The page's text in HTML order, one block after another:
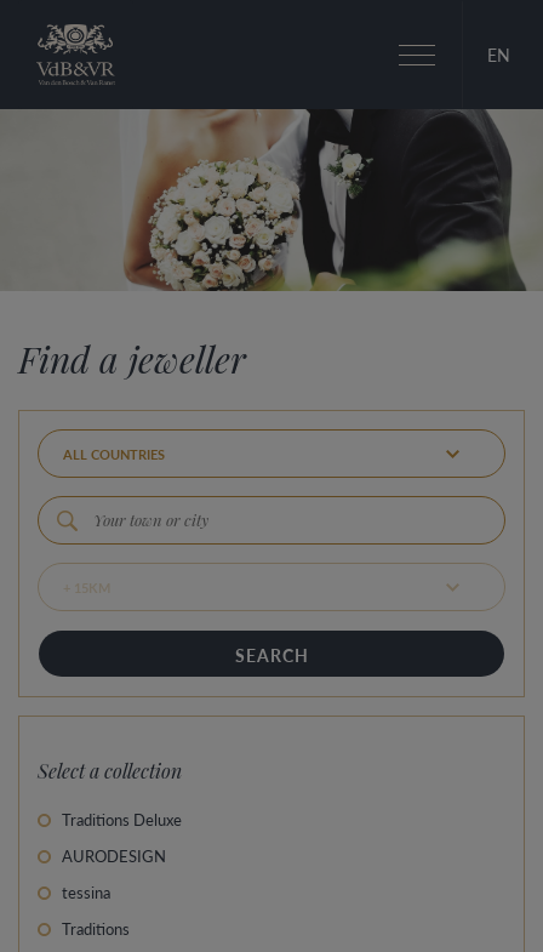
EN
Toggle
navigation
Find a jeweller
Select a collection
Traditions Deluxe
AURODESIGN
tessina
Traditions